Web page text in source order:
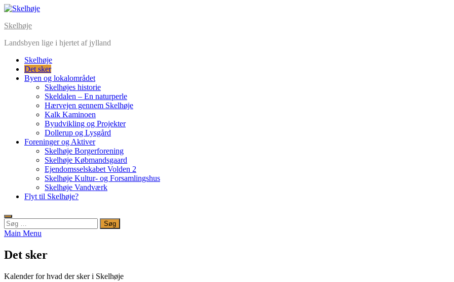
Skip
content
Skelhøje
Landsbyen lige i hjertet af jylland
Skelhøje
Det sker
Byen og lokalområdet
Skelhøjes historie
Skeldalen – En naturperle
Hærvejen gennem Skelhøje
Kalk Kaminoen
Byudvikling og Projekter
Dollerup og Lysgård
Foreninger og Aktiver
Skelhøje Borgerforening
Skelhøje Købmandsgaard
Ejendomsselskabet Volden 2
Skelhøje Kultur- og Forsamlingshus
Skelhøje Vandværk
Flyt til Skelhøje?
Søg
efter:
Main Menu
Det sker
Kalender for hvad der sker i Skelhøje